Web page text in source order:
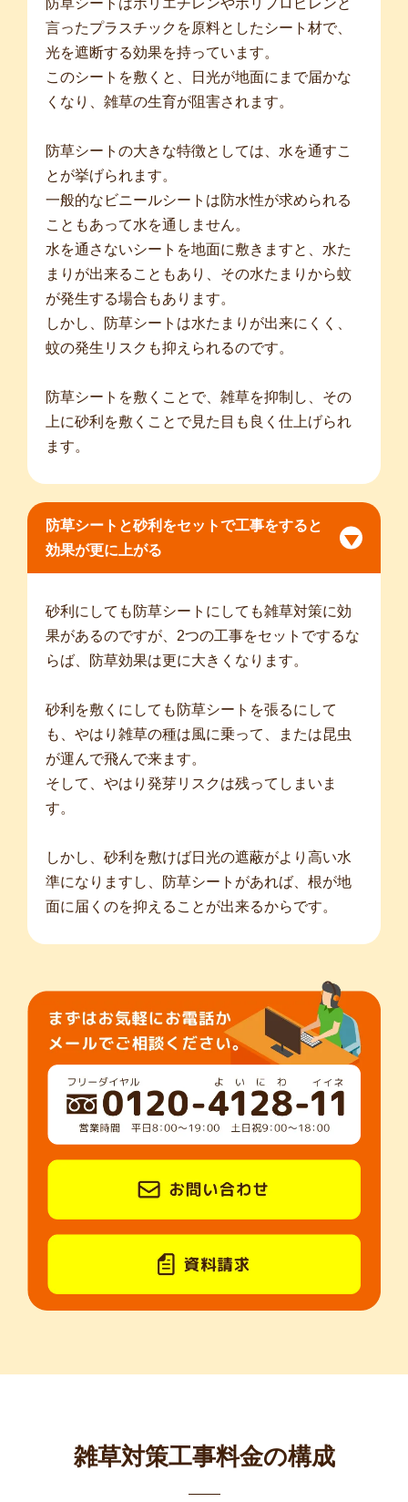
防草シートはポリエチレンやポリプロピレンと
言ったプラスチックを原料としたシート材で、
光を遮断する効果を持っています。
このシートを敷くと、日光が地面にまで届かな
くなり、雑草の生育が阻害されます。
防草シートの大きな特徴としては、水を通すこ
とが挙げられます。
一般的なビニールシートは防水性が求められる
こともあって水を通しません。
水を通さないシートを地面に敷きますと、水た
まりが出来ることもあり、その水たまりから蚊
が発生する場合もあります。
しかし、防草シートは水たまりが出来にくく、
蚊の発生リスクも抑えられるのです。
防草シートを敷くことで、雑草を抑制し、その
上に砂利を敷くことで見た目も良く仕上げられ
ます。
防草シートと砂利をセットで工事をすると
効果が更に上がる
砂利にしても防草シートにしても雑草対策に効
果があるのですが、2つの工事をセットでするな
らば、防草効果は更に大きくなります。
砂利を敷くにしても防草シートを張るにして
も、やはり雑草の種は風に乗って、または昆虫
が運んで飛んで来ます。
そして、やはり発芽リスクは残ってしまいま
す。
しかし、砂利を敷けば日光の遮蔽がより高い水
準になりますし、防草シートがあれば、根が地
面に届くのを抑えることが出来るからです。
雑草対策工事料金の構成